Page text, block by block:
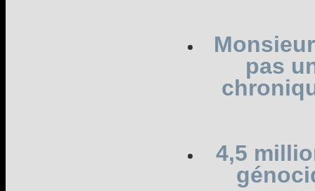
pas
4,5